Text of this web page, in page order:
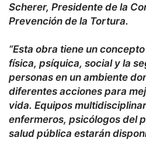
Scherer, Presidente de la
Prevención de la Tortura.
“Esta obra tiene un
física, psíquica, social y la
personas en un ambiente
diferentes acciones para
vida. Equipos
enfermeros, psicólogos del
salud pública estarán